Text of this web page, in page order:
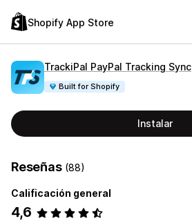
Shopify App Store
TrackiPal PayPal Tracking Sync
Built for Shopify
Instalar
Reseñas (88)
Calificación general
4,6